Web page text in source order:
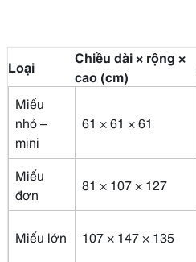
Loại
Chiều dài × rộng ×
cao (cm)
Miếu
nhỏ –
mini
61 × 61 × 61
Miếu
đơn
81 × 107 × 127
Miếu lớn 107 × 147 × 135